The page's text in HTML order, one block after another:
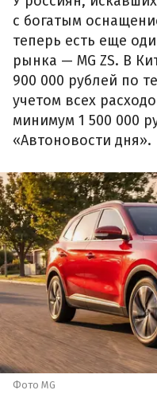
с богатым
теперь есть еще
рынка — MG ZS. В
900 000 рублей по
учетом всех
минимум 1 500 000
«Автоновости дня».
Фото MG